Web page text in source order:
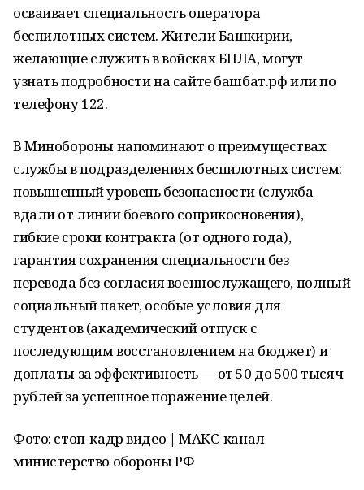
осваивает специальность оператора
беспилотных систем. Жители Башкирии,
желающие служить в войсках БПЛА, могут
узнать подробности на сайте башбат.рф или по
телефону 122.
В Минобороны напоминают о преимуществах
службы в подразделениях беспилотных систем:
повышенный уровень безопасности (служба
вдали от линии боевого соприкосновения),
гибкие сроки контракта (от одного года),
гарантия сохранения специальности без
перевода без согласия военнослужащего, полный
социальный пакет, особые условия для
студентов (академический отпуск с
последующим восстановлением на бюджет) и
доплаты за эффективность — от 50 до 500 тысяч
рублей за успешное поражение целей.
Фото: стоп-кадр видео | МАКС-канал
министерство обороны РФ